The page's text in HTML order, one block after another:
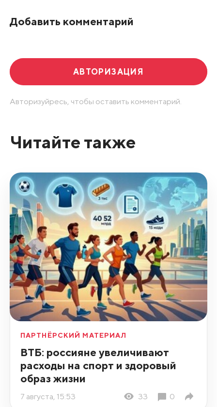
Добавить комментарий
АВТОРИЗАЦИЯ
Авторизуйресь, чтобы оставить комментарий.
Читайте также
ПАРТНЁРСКИЙ МАТЕРИАЛ
ВТБ: россияне увеличивают
расходы на спорт и здоровый
образ жизни
7 августа, 15:53 33 0